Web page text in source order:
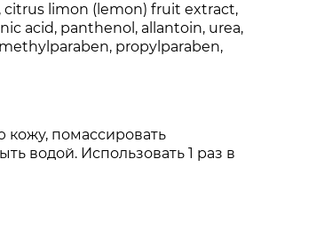
раздражение кожи
водой
друг друга
citrus limon (lemon) fruit extract,
acid, panthenol, allantoin, urea,
propylparaben,
кожу, помассировать
водой. Использовать 1 раз в